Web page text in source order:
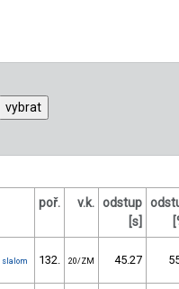
poř. v.k. odstup
[s]
slalom 132. 20/ZM 45.27